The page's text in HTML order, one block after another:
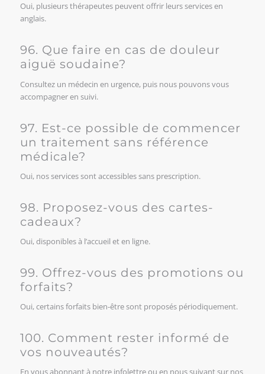
Oui, plusieurs thérapeutes peuvent offrir leurs services en
anglais.
96. Que faire en cas de douleur
aiguë soudaine?
Consultez un médecin en urgence, puis nous pouvons vous
accompagner en suivi.
97. Est-ce possible de commencer
un traitement sans référence
médicale?
Oui, nos services sont accessibles sans prescription.
98. Proposez-vous des cartes-
cadeaux?
Oui, disponibles à l’accueil et en ligne.
99. Offrez-vous des promotions ou
forfaits?
Oui, certains forfaits bien-être sont proposés périodiquement.
100. Comment rester informé de
vos nouveautés?
En vous abonnant à notre infolettre ou en nous suivant sur nos